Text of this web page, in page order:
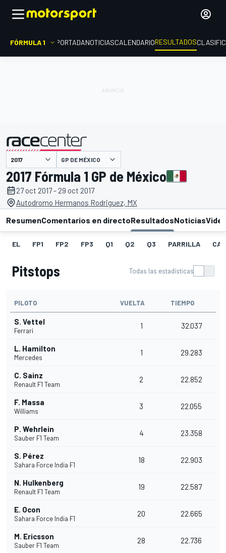
FÓRMULA 1 PORTADANOTICIASCALENDARIORESULTADOS
presentado por GP DE MÉXICO
2017 Fórmula 1 GP de México
27 oct 2017 - 29 oct 2017
Autodromo Hermanos Rodriguez, MX
ResumenComentarios en directoResultadosNoticias
EL FP1 FP2 FP3 Q1 Q2 Q3 PARRILLA
Pitstops Todas las estadísticas
PILOTO VUELTA TIEMPO
S. Vettel
Ferrari
1 32.037
L. Hamilton
Mercedes
1 29.283
C. Sainz
Renault F1 Team
2 22.852
F. Massa
Williams
3 22.055
P. Wehrlein
Sauber F1 Team
4 23.358
S. Pérez
Sahara Force India F1
18 22.903
N. Hulkenberg
Renault F1 Team
19 22.587
E. Ocon
Sahara Force India F1
20 22.665
M. Ericsson
Sauber F1 Team
28 22.736